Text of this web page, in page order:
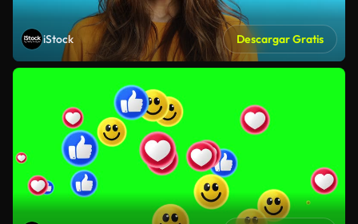
iStock Descargar Gratis